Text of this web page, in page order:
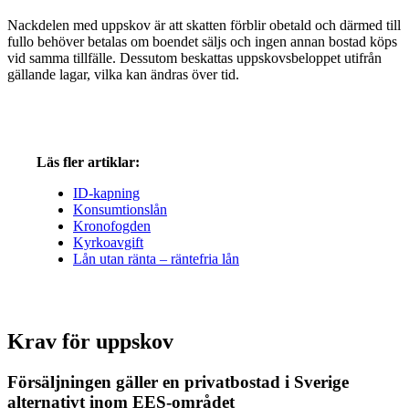
Nackdelen med uppskov är att skatten förblir obetald och därmed till
fullo behöver betalas om boendet säljs och ingen annan bostad köps
vid samma tillfälle. Dessutom beskattas uppskovsbeloppet utifrån
gällande lagar, vilka kan ändras över tid.
Läs fler artiklar:
ID-kapning
Konsumtionslån
Kronofogden
Kyrkoavgift
Lån utan ränta – räntefria lån
Krav för uppskov
Försäljningen gäller en privatbostad i Sverige
alternativt inom EES-området